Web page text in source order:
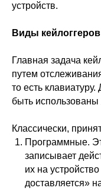
устройств.
Виды кейлоггеров
Главная задача
путем
то есть
быть
Классически,
Программные.
записывает
их на
доставляется»